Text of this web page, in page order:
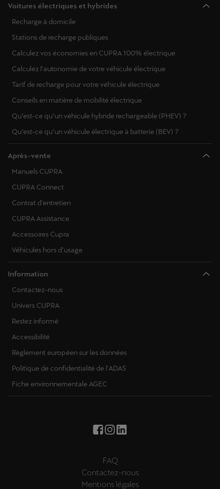
Voitures électriques et hybrides
Recharge à domicile
Stations de recharge publiques
Calculez vos économies en CUPRA 100% électrique
Calculez l'autonomie de votre véhicule électrique
Tarif de recharge pour votre véhicule électrique
Conseils en matière de mobilité électrique
Qu’est-ce qu’un véhicule hybride rechargeable (PHEV) ?
Qu’est-ce qu’un véhicule électrique à batterie (BEV) ?
Après-vente
Manuels CUPRA
CUPRA Connect
Contrat d'entretien
CUPRA Assistance
Accessoires Cupra
Véhicules hors d’usage
Information
Contactez-nous
Univers CUPRA
Restez informé
Accessibilité
Règlement européen sur les données
Politique de confidentialité de l'ADAS
Fiche environnementale AGEC
FAQ
Contactez-nous
Mentions légales